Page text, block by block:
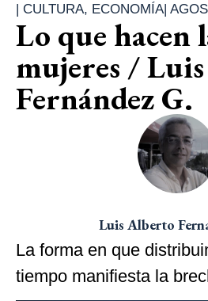
| CULTURA, ECONOMÍA|
Lo que hacen
mujeres /
Fernández G.
Luis Alberto
La forma en que
tiempo manifiesta la